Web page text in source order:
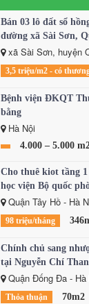
Bán 03 lô đất sổ
đường xã Sài Sơn,
xã Sài Sơn, huyện
3,5 triệu/m2 - có
Bệnh viện ĐKQT
bằng
Hà Nội
4.000 – 5.000
Cho thuê kiot tầng
học viện Bộ quốc
Quận Tây Hồ - Hà
98 triệu/tháng
Chính chủ sang
tại Nguyễn Chí
Quận Đống Đa - Hà
Thỏa thuận 70m2